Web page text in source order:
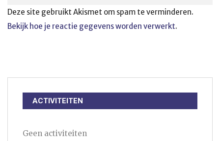
Deze site gebruikt Akismet om spam te verminderen.
Bekijk hoe je reactie gegevens worden verwerkt.
ACTIVITEITEN
Geen activiteiten